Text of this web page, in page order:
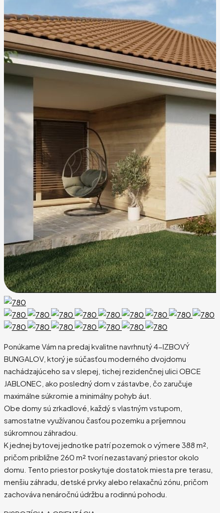
Ponúkame Vám na predaj kvalitne navrhnutý 4-IZBOVÝ
BUNGALOV, ktorý je súčasťou moderného dvojdomu
nachádzajúceho sa v slepej, tichej rezidenčnej ulici OBCE
JABLONEC, ako posledný dom v zástavbe, čo zaručuje
maximálne súkromie a minimálny pohyb áut.
Obe domy sú zrkadlové, každý s vlastným vstupom,
samostatne využívanou časťou pozemku a príjemnou
súkromnou záhradou.
K jednej bytovej jednotke patrí pozemok o výmere 388 m²,
pričom približne 260 m² tvorí nezastavaný priestor okolo
domu. Tento priestor poskytuje dostatok miesta pre terasu,
menšiu záhradu, detské prvky alebo relaxačnú zónu, pričom
zachováva nenáročnú údržbu a rodinnú pohodu.